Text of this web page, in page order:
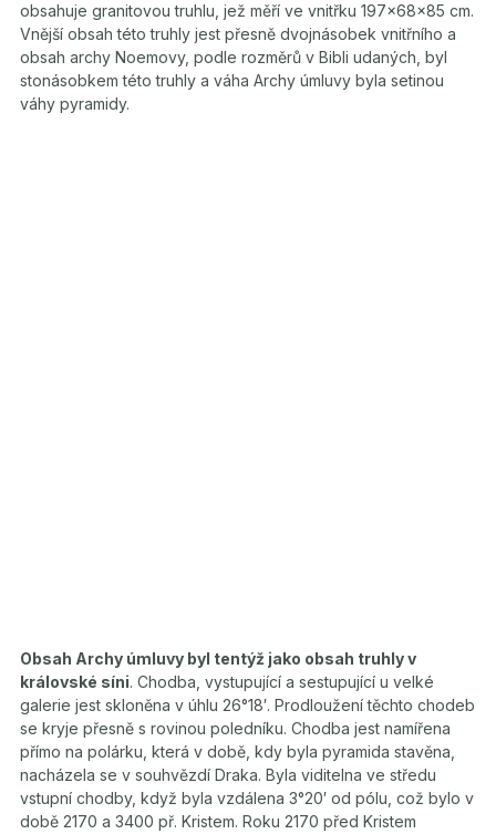
obsahuje granitovou truhlu, jež měří ve vnitřku 197x68x85 cm.
Vnější obsah této truhly jest přesně dvojnásobek vnitřního a
obsah archy Noemovy, podle rozměrů v Bibli udaných, byl
stonásobkem této truhly a váha Archy úmluvy byla setinou
váhy pyramidy.
Obsah Archy úmluvy byl tentýž jako obsah truhly v
královské síni. Chodba, vystupující a sestupující u velké
galerie jest skloněna v úhlu 26°18′. Prodloužení těchto chodeb
se kryje přesně s rovinou poledníku. Chodba jest namířena
přímo na polárku, která v době, kdy byla pyramida stavěna,
nacházela se v souhvězdí Draka. Byla viditelna ve středu
vstupní chodby, když byla vzdálena 3°20′ od pólu, což bylo v
době 2170 a 3400 př. Kristem. Roku 2170 před Kristem